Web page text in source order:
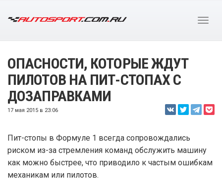
ОПАСНОСТИ, КОТОРЫЕ ЖДУТ
ПИЛОТОВ НА ПИТ-СТОПАХ С
ДОЗАПРАВКАМИ
17 мая 2015 в 23:06
Пит-стопы в Формуле 1 всегда сопровождались
риском из-за стремления команд обслужить машину
как можно быстрее, что приводило к частым ошибкам
механикам или пилотов.